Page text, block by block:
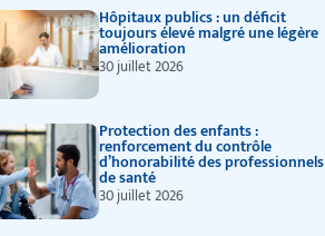
Hôpitaux publics : un déficit
toujours élevé malgré une légère
amélioration
30 juillet 2026
Protection des enfants :
renforcement du contrôle
d’honorabilité des professionnels
de santé
30 juillet 2026